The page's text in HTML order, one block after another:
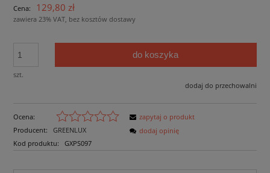
Cena: 129,80 zł
zawiera 23% VAT, bez kosztów dostawy
szt.
do koszyka
dodaj do przechowalni
Ocena:
Producent:
GREENLUX
Kod produktu:
GXPS097
zapytaj o produkt
dodaj opinię